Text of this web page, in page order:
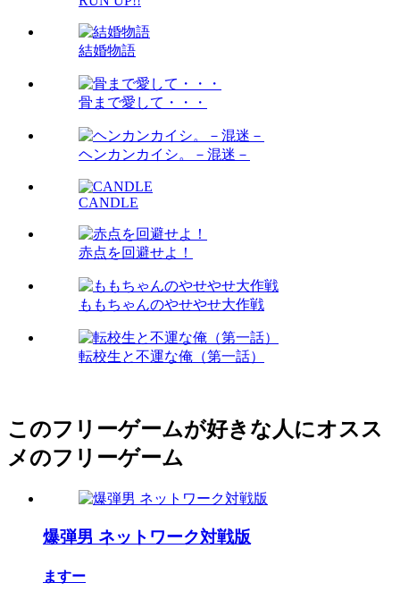
結婚物語
骨まで愛して・・・
ヘンカンカイシ。－混迷－
CANDLE
赤点を回避せよ！
ももちゃんのやせやせ大作戦
転校生と不運な俺（第一話）
このフリーゲームが好きな人にオスス
メのフリーゲーム
爆弾男 ネットワーク対戦版
ますー